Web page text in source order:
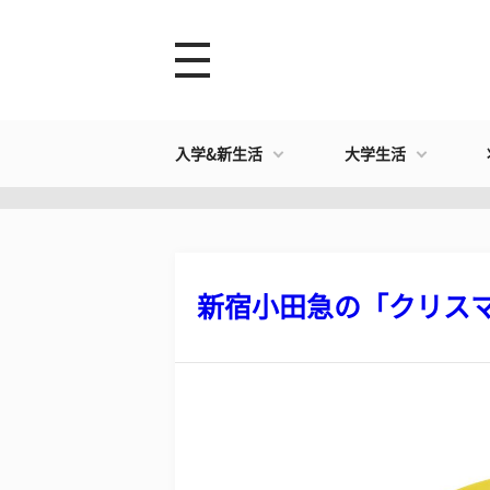
入学&新生活 大学生活
新宿小田急の「クリス